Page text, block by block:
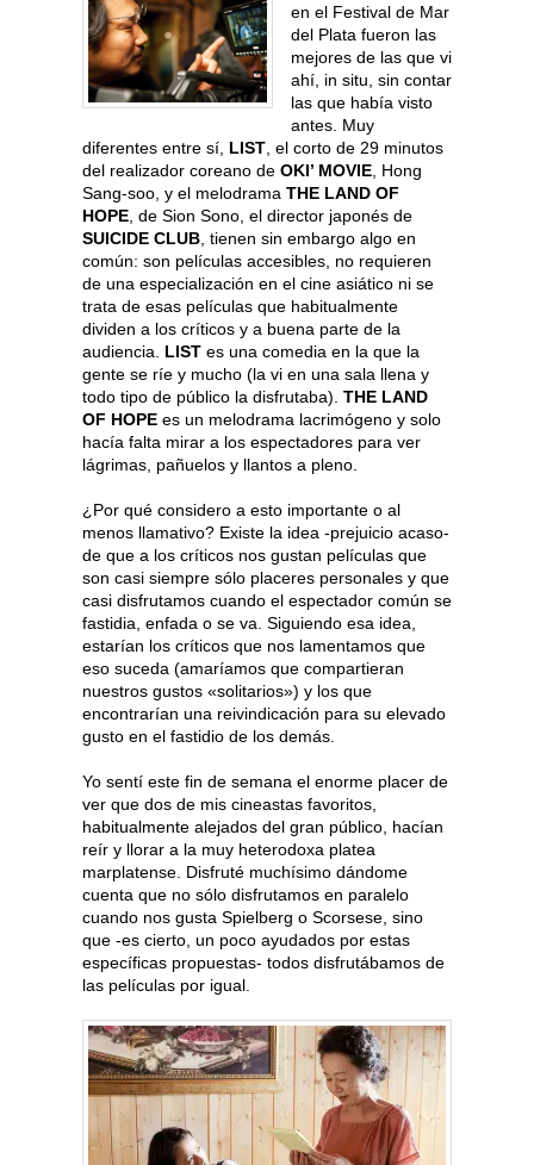
en el Festival de Mar
del Plata fueron las
mejores de las que vi
ahí, in situ, sin contar
las que había visto
antes. Muy
diferentes entre sí, LIST , el corto de 29 minutos
del realizador coreano de OKI’ MOVIE , Hong
Sang-soo, y el melodrama THE LAND OF
HOPE , de Sion Sono, el director japonés de
SUICIDE CLUB , tienen sin embargo algo en
común: son películas accesibles, no requieren
de una especialización en el cine asiático ni se
trata de esas películas que habitualmente
dividen a los críticos y a buena parte de la
audiencia. LIST es una comedia en la que la
gente se ríe y mucho (la vi en una sala llena y
todo tipo de público la disfrutaba). THE LAND
OF HOPE es un melodrama lacrimógeno y solo
hacía falta mirar a los espectadores para ver
lágrimas, pañuelos y llantos a pleno.
¿Por qué considero a esto importante o al
menos llamativo? Existe la idea -prejuicio acaso-
de que a los críticos nos gustan películas que
son casi siempre sólo placeres personales y que
casi disfrutamos cuando el espectador común se
fastidia, enfada o se va. Siguiendo esa idea,
estarían los críticos que nos lamentamos que
eso suceda (amaríamos que compartieran
nuestros gustos «solitarios») y los que
encontrarían una reivindicación para su elevado
gusto en el fastidio de los demás.
Yo sentí este fin de semana el enorme placer de
ver que dos de mis cineastas favoritos,
habitualmente alejados del gran público, hacían
reír y llorar a la muy heterodoxa platea
marplatense. Disfruté muchísimo dándome
cuenta que no sólo disfrutamos en paralelo
cuando nos gusta Spielberg o Scorsese, sino
que -es cierto, un poco ayudados por estas
específicas propuestas- todos disfrutábamos de
las películas por igual.